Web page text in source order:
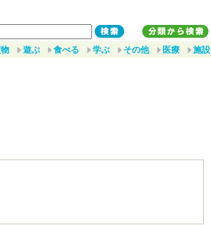
遊ぶ 食べる 学ぶ その他 医療 施設